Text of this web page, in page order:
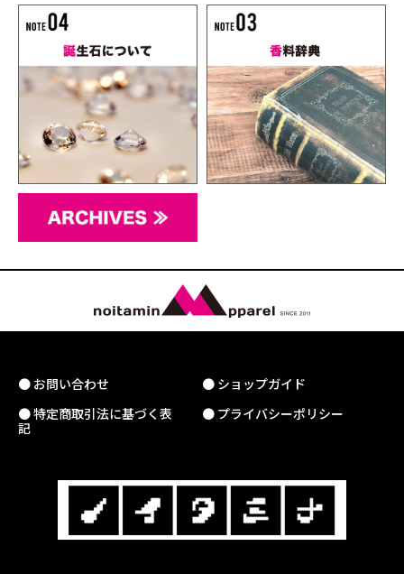
● お問い合わせ
● ショップガイド
● 特定商取引法に基づく表
記
● プライバシーポリシー